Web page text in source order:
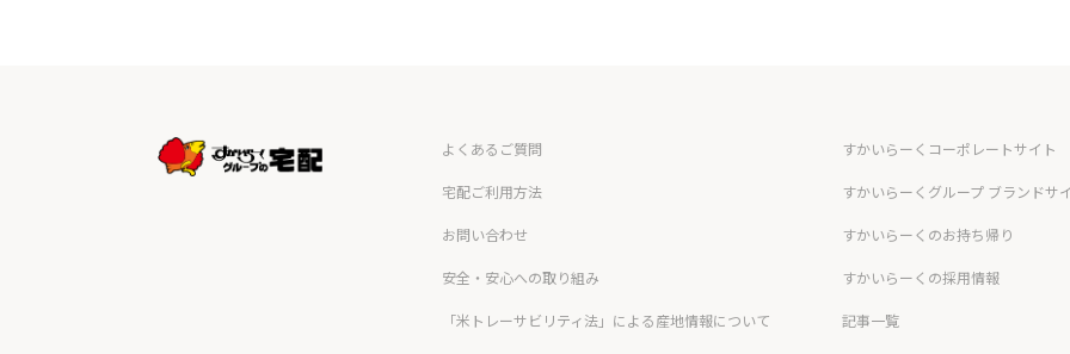
よくあるご質問
宅配ご利用方法
お問い合わせ
安全・安心への取り組み
「米トレーサビリティ法」による産地情報について
すかいらーくコーポレートサイト
すかいらーくグループ ブランドサ
すかいらーくのお持ち帰り
すかいらーくの採用情報
記事一覧